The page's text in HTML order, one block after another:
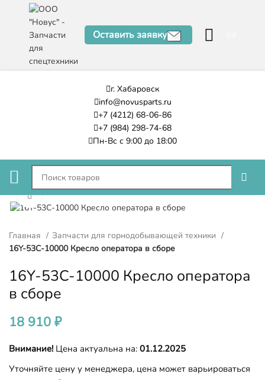
Оставить заявку
г. Хабаровск
info@novusparts.ru
+7 (4212) 68-06-86
+7 (984) 298-74-68
Пн-Вс с 9:00 до 18:00
Нажмите, чтобы увеличить
Главная
Запчасти для горнодобывающей техники
16Y-53C-10000 Кресло оператора в сборе
16Y-53C-10000 Кресло оператора
в сборе
18 910 ₽
Внимание! Цена актуальна на: 01.12.2025
Уточняйте цену у менеджера, цена может варьироваться